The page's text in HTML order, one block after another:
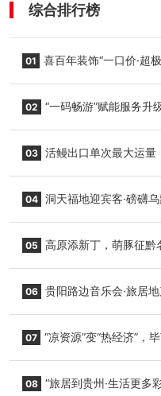
综合排行榜
01 喜百年装饰“一口价·超
02 “一码畅游”赋能服务升
03 活鳗出口单次最大运量
04 洞天福地迎宾客·磅礴
05 高原添新丁，萌豚征黔
06 贵阳路边音乐会·旅居
07 “凉资源”变“热经济”，
08 “旅居到贵州·生活更多